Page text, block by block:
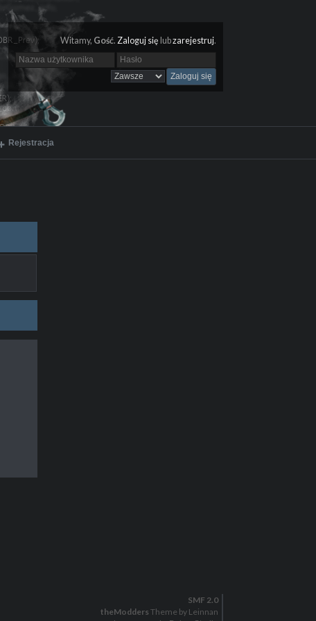
Witamy, Gość. Zaloguj się lubzarejestruj.
Rejestracja
SMF 2.0
theModders Theme by Leinnan